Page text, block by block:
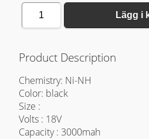
1 Lägg i
Product Description
Chemistry: Ni-NH
Color: black
Size :
Volts : 18V
Capacity : 3000mah